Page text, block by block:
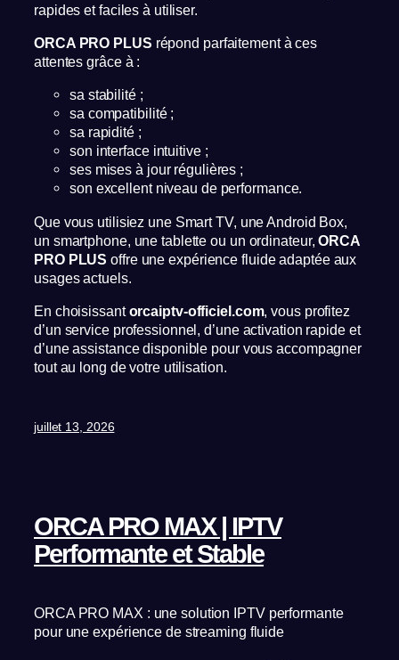
rapides et faciles à utiliser.
ORCA PRO PLUS répond parfaitement à ces
attentes grâce à :
sa stabilité ;
sa compatibilité ;
sa rapidité ;
son interface intuitive ;
ses mises à jour régulières ;
son excellent niveau de performance.
Que vous utilisiez une Smart TV, une Android Box,
un smartphone, une tablette ou un ordinateur,ORCA
PRO PLUS offre une expérience fluide adaptée aux
usages actuels.
En choisissantorcaiptv-officiel.com, vous profitez
d’un service professionnel, d’une activation rapide et
d’une assistance disponible pour vous accompagner
tout au long de votre utilisation.
juillet 13, 2026
ORCA PRO MAX | IPTV
Performante et Stable
ORCA PRO MAX : une solution IPTV performante
pour une expérience de streaming fluide